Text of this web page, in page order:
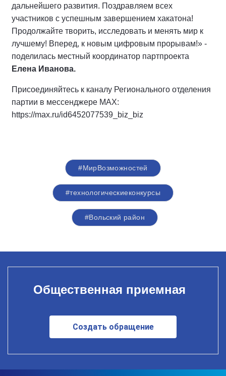
дальнейшего развития. Поздравляем всех
участников с успешным завершением хакатона!
Продолжайте творить, исследовать и менять мир к
лучшему! Вперед, к новым цифровым прорывам!» -
поделилась местный координатор партпроекта
Елена Иванова.
Присоединяйтесь к каналу Регионального отделения
партии в мессенджере MAX:
https://max.ru/id6452077539_biz_biz
#МирВозможностей
#технологическиеконкурсы
#Вольский район
Общественная приемная
Создать обращение